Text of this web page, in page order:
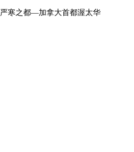
严寒之都—加拿大首都渥太华